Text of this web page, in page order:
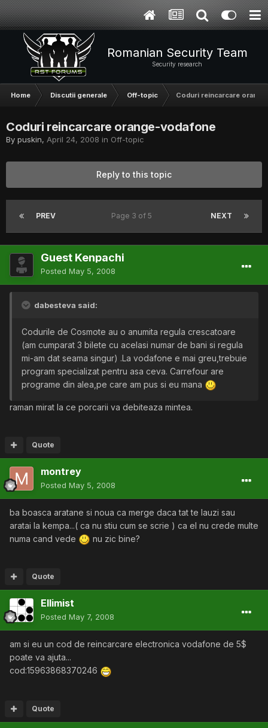
Romanian Security Team
Security research
Home Discutii generale Off-topic Coduri reincarcare
Coduri reincarcare orange-vodafone
By puskin, April 24, 2008 in Off-topic
Reply to this topic
PREV NEXT
Page 3 of 5
Guest Kenpachi
Posted May 5, 2008
dabesteva said:
Codurile de Cosmote au o anumita regula crescatoare
(am cumparat 3 bilete cu acelasi numar de bani si regula
mi-am dat seama singur) .La vodafone e mai greu,trebuie
program specializat pentru asa ceva. Carrefour are
programe din alea,pe care am pus si eu mana
raman mirat la ce porcarii va debiteaza mintea.
Quote
montrey
Posted May 5, 2008
ba boasca aratane si noua ca merge daca tat te lauzi sau
aratai la kempa...( ca nu stiu cum se scrie ) ca el nu crede multe
numa cand vede
nu zic bine?
Quote
Ellimist
Posted May 7, 2008
am si eu un cod de reincarcare electronica vodafone de 5$
poate va ajuta...
cod:15963868370246
Quote